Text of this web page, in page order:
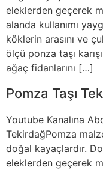
eleklerden geçerek
alanda kullanımı
köklerin arasını ve
ölçü ponza taşı
ağaç fidanlarını […]
Pomza Taşı
Youtube Kanalına
TekirdağPomza
doğal kayaçlardır.
eleklerden geçerek